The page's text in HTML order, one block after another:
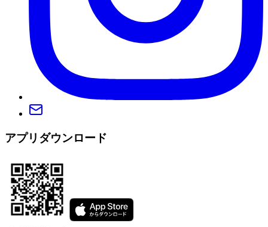
アプリダウンロード